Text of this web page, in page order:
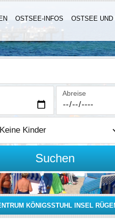
OSTSEE-INFOS
OSTSEE UND
Abreise
Suchen
KÖNIGSSTUHL INSEL